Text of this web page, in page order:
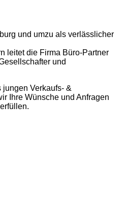
und umzu als verlässlicher
leitet die Firma Büro-Partner
und
jungen Verkaufs- &
Ihre Wünsche und Anfragen